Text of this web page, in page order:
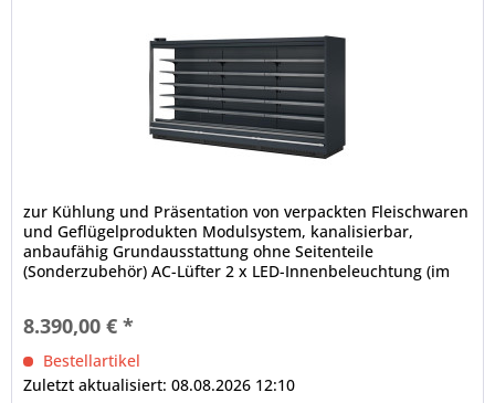
zur Kühlung und Präsentation von verpackten Fleischwaren
und Geflügelprodukten Modulsystem, kanalisierbar,
anbaufähig Grundausstattung ohne Seitenteile
(Sonderzubehör) AC-Lüfter 2 x LED-Innenbeleuchtung (im
8.390,00 € *
Bestellartikel
Zuletzt aktualisiert: 08.08.2026 12:10